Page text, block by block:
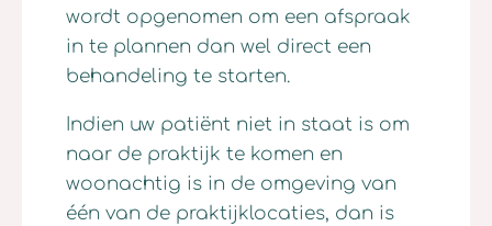
wordt opgenomen om een afspraak
in te plannen dan wel direct een
behandeling te starten.
Indien uw patiënt niet in staat is om
naar de praktijk te komen en
woonachtig is in de omgeving van
één van de praktijklocaties, dan is